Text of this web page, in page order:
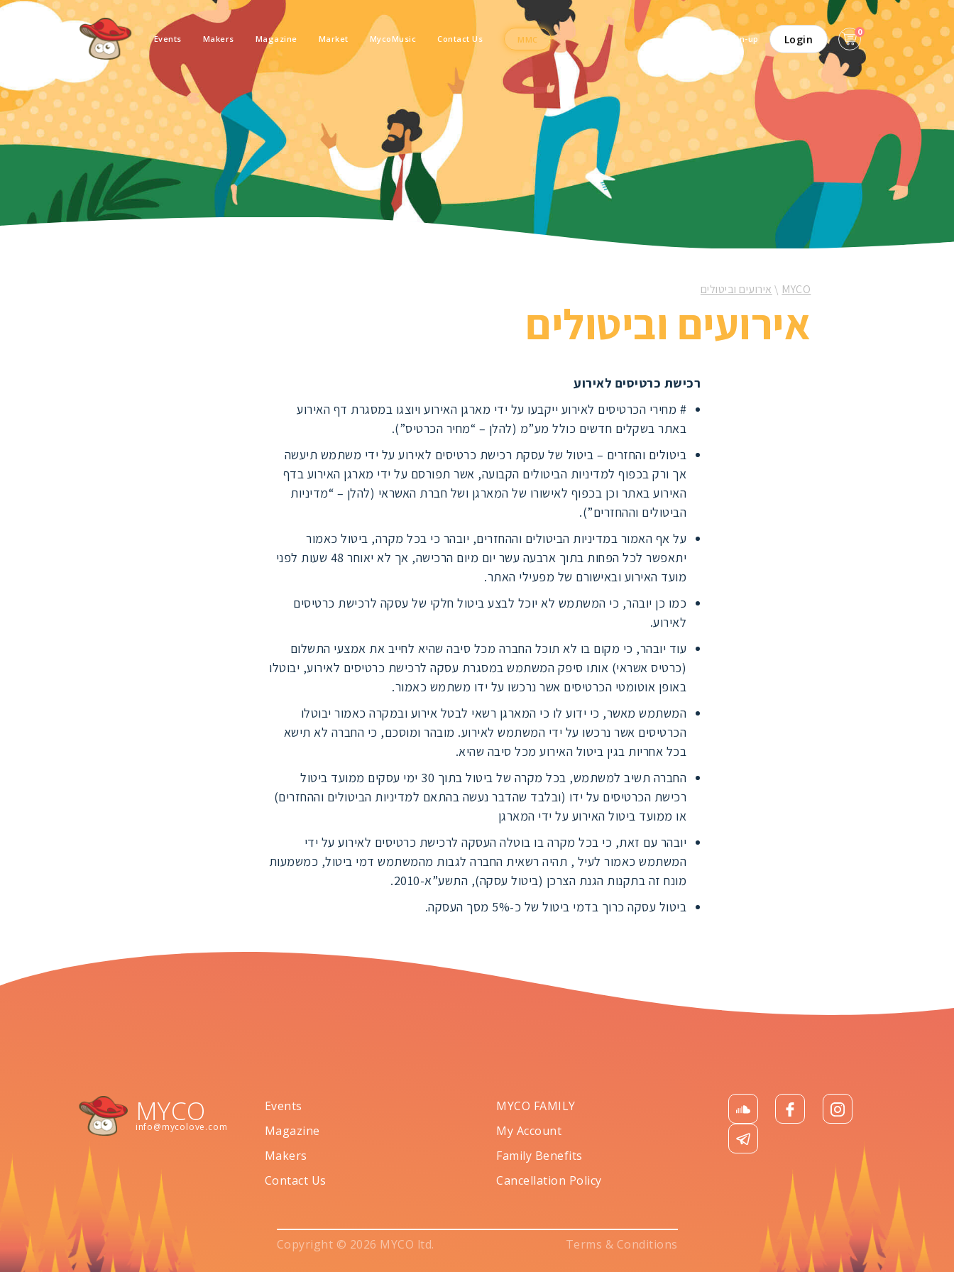
Events Makers Magazine Market MycoMusic Contact Us MMC Sign-up Login
0
MYCO
\ אירועים וביטולים
אירועים וביטולים
רכישת כרטיסים לאירוע
# מחירי הכרטיסים לאירוע ייקבעו על ידי מארגן האירוע ויוצגו במסגרת דף האירוע
באתר בשקלים חדשים כולל מע”מ (להלן – “מחיר הכרטיס”).
ביטולים והחזרים – ביטול של עסקת רכישת כרטיסים לאירוע על ידי משתמש תיעשה
אך ורק בכפוף למדיניות הביטולים הקבועה, אשר תפורסם על ידי מארגן האירוע בדף
האירוע באתר וכן בכפוף לאישורו של המארגן ושל חברת האשראי (להלן – “מדיניות
הביטולים וההחזרים”).
על אף האמור במדיניות הביטולים וההחזרים, יובהר כי בכל מקרה, ביטול כאמור
יתאפשר לכל הפחות בתוך ארבעה עשר יום מיום הרכישה, אך לא יאוחר 48 שעות לפני
מועד האירוע ובאישורם של מפעילי האתר.
כמו כן יובהר, כי המשתמש לא יוכל לבצע ביטול חלקי של עסקה לרכישת כרטיסים
לאירוע.
עוד יובהר, כי מקום בו לא תוכל החברה מכל סיבה שהיא לחייב את אמצעי התשלום
(כרטיס אשראי) אותו סיפק המשתמש במסגרת עסקה לרכישת כרטיסים לאירוע, יבוטלו
באופן אוטומטי הכרטיסים אשר נרכשו על ידו משתמש כאמור.
המשתמש מאשר, כי ידוע לו כי המארגן רשאי לבטל אירוע ובמקרה כאמור יבוטלו
הכרטיסים אשר נרכשו על ידי המשתמש לאירוע. מובהר ומוסכם, כי החברה לא תישא
בכל אחריות בגין ביטול האירוע מכל סיבה שהיא.
החברה תשיב למשתמש, בכל מקרה של ביטול בתוך 30 ימי עסקים ממועד ביטול
רכישת הכרטיסים על ידו (ובלבד שהדבר נעשה בהתאם למדיניות הביטולים וההחזרים)
או ממועד ביטול האירוע על ידי המארגן
יובהר עם זאת, כי בכל מקרה בו בוטלה העסקה לרכישת כרטיסים לאירוע על ידי
המשתמש כאמור לעיל , תהיה רשאית החברה לגבות מהמשתמש דמי ביטול, כמשמעות
מונח זה בתקנות הגנת הצרכן (ביטול עסקה), התשע”א-2010.
ביטול עסקה כרוך בדמי ביטול של כ-5% מסך העסקה.
MYCO
info@mycolove.com
Events
Magazine
Makers
Contact Us
MYCO FAMILY
My Account
Family Benefits
Cancellation Policy
Copyright © 2026 MYCO ltd. Terms & Conditions